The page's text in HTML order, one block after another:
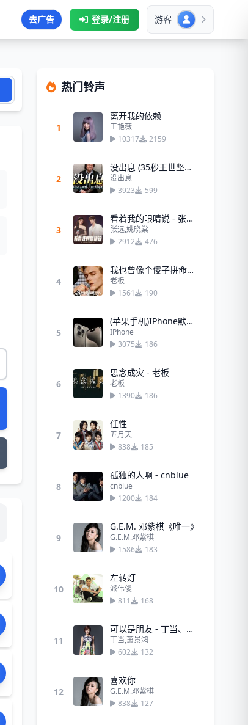
去广告 登录/注册 游客
热门铃声
1
离开我的依赖
王艳薇
10317
2159
2
没出息 (35秒王世坚版) - 王世坚
没出息
3923
599
3
看着我的眼睛说 - 张远、姚晓棠
张远,姚晓棠
2912
476
4
我也曾像个傻子拼命爱你（高潮版）
老板
1561
190
5
(苹果手机)IPhone默认来电
IPhone
3075
186
6
思念成灾 - 老板
老板
1390
186
7
任性
五月天
838
185
8
孤独的人啊 - cnblue
cnblue
1200
184
9
G.E.M. 邓紫棋《唯一》
G.E.M.邓紫棋
1586
183
10
左转灯
派伟俊
811
168
11
可以是朋友 - 丁当、萧景鸿
丁当,萧景鸿
602
132
12
喜欢你
G.E.M.邓紫棋
838
127